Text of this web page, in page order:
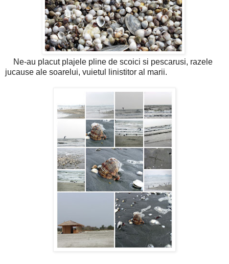
Ne-au placut plajele pline de scoici si pescarusi, razele
jucause ale soarelui, vuietul linistitor al marii.